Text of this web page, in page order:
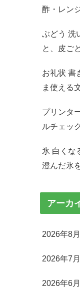
酢・レン
ぶどう 洗
と、皮ご
お礼状 書
ま使える
プリンタ
ルチェッ
氷 白くな
澄んだ氷
アーカ
2026年8月
2026年7月
2026年6月